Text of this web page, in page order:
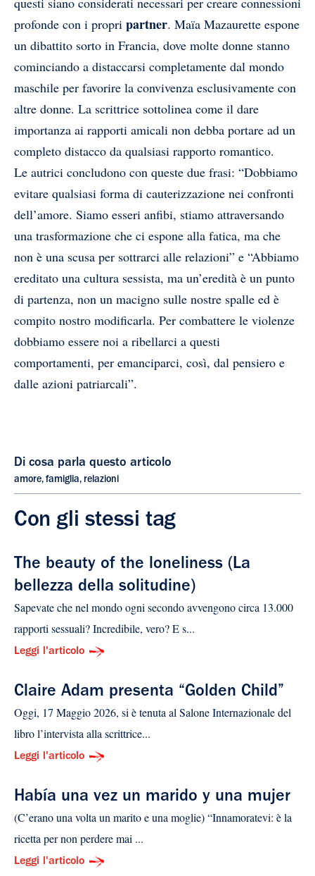
profonde con i propri partner. Maïa Mazaurette espone
un dibattito sorto in Francia, dove molte donne stanno
cominciando a distaccarsi completamente dal mondo
maschile per favorire la convivenza esclusivamente con
altre donne. La scrittrice sottolinea come il dare
importanza ai rapporti amicali non debba portare ad un
completo distacco da qualsiasi rapporto romantico.
Le autrici concludono con queste due frasi: “Dobbiamo
evitare qualsiasi forma di cauterizzazione nei confronti
dell’amore. Siamo esseri anfibi, stiamo attraversando
una trasformazione che ci espone alla fatica, ma che
non è una scusa per sottrarci alle relazioni” e “Abbiamo
ereditato una cultura sessista, ma un’eredità è un punto
di partenza, non un macigno sulle nostre spalle ed è
compito nostro modificarla. Per combattere le violenze
dobbiamo essere noi a ribellarci a questi
comportamenti, per emanciparci, così, dal pensiero e
dalle azioni patriarcali”.
Di cosa parla questo articolo
amore, famiglia, relazioni
Con gli stessi tag
The beauty of the loneliness (La
bellezza della solitudine)
Sapevate che nel mondo ogni secondo avvengono circa 13.000
rapporti sessuali? Incredibile, vero? E s...
Leggi l'articolo
Claire Adam presenta “Golden Child”
Oggi, 17 Maggio 2026, si è tenuta al Salone Internazionale del
libro l’intervista alla scrittrice...
Leggi l'articolo
Había una vez un marido y una mujer
(C’erano una volta un marito e una moglie) “Innamoratevi: è la
ricetta per non perdere mai ...
Leggi l'articolo